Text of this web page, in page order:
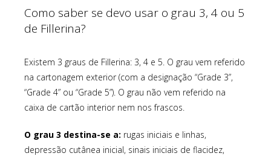
Como saber se devo usar o grau 3, 4 ou 5
de Fillerina?
Existem 3 graus de Fillerina: 3, 4 e 5. O grau vem referido
na cartonagem exterior (com a designação “Grade 3”,
“Grade 4” ou “Grade 5”). O grau não vem referido na
caixa de cartão interior nem nos frascos.
O grau 3 destina-se a: rugas iniciais e linhas,
depressão cutânea inicial, sinais iniciais de flacidez,